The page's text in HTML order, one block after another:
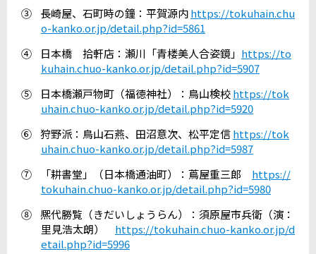
③
長崎屋、石町時の鐘：平賀源内https://tokuhain.chu
o-kanko.or.jp/detail.php?id=5861
④
日本橋 拾軒店：瀬川「青楼美人合姿鏡」 https://to
kuhain.chuo-kanko.or.jp/detail.php?id=5907
⑤
日本橋瀬戸物町（福徳神社）：鳥山検校https://tok
uhain.chuo-kanko.or.jp/detail.php?id=5920
⑥ 狩野派：鳥山石燕、田沼意次、松平定信https://tok
uhain.chuo-kanko.or.jp/detail.php?id=5987
⑦
「耕書堂」（日本橋通油町）：蔦屋重三郎 https://
tokuhain.chuo-kanko.or.jp/detail.php?id=5980
⑧
熈代勝覧（きだいしょうらん）：須原屋市兵衛（演：
里見浩太朗） https://tokuhain.chuo-kanko.or.jp/d
etail.php?id=5996